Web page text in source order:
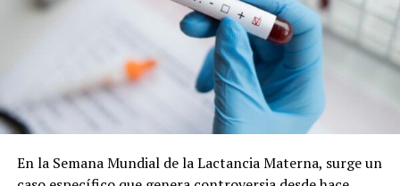
En la Semana Mundial de la Lactancia Materna, surge un